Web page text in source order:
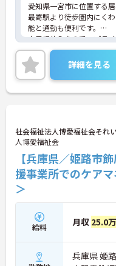
愛知県一宮市に位置する
最寄駅より徒歩圏内にく
能と通勤も便利です。
土日祝休みなので、プラ
い環境です。
ご興味をお持ちの方はお
い。
詳細を見る
社会福祉法人博愛福祉会それ
人博愛福祉会
【兵庫県／姫路市
援事業所でのケア
＞
給料 月収 25.0
兵庫県 姫